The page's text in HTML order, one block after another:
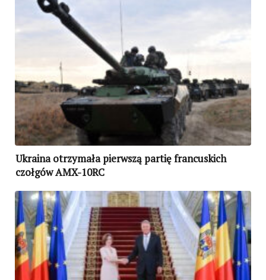
Ukraina otrzymała pierwszą partię francuskich
czołgów AMX-10RC